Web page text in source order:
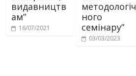
видавництв
ам”
16/07/2021
методологіч
ного
семінару”
03/03/2023